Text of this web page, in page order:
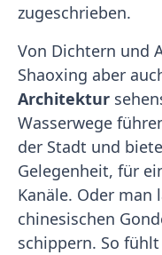
zugeschrieben.
Von Dichtern und
Shaoxing aber
Architektur
Wasserwege
der Stadt und
Gelegenheit, für
Kanäle. Oder
chinesischen
schippern. So